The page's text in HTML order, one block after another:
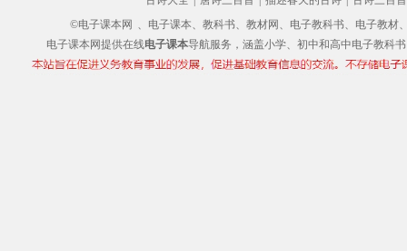
©电子课本网 、电子课本、教科书、教材网、电子教科书、电子教材
电子课本网提供在线电子课本导航服务，涵盖小学、初中和高中电子教科